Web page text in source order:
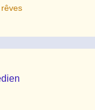
rêves